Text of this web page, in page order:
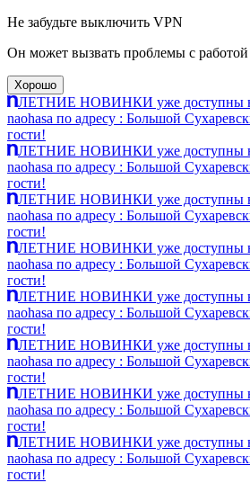
Не забудьте выключить VPN
Он может вызвать проблемы с работой
Хорошо
ЛЕТНИЕ НОВИНКИ уже доступны
naohasa по адресу : Большой
гости!
ЛЕТНИЕ НОВИНКИ уже доступны
naohasa по адресу : Большой
гости!
ЛЕТНИЕ НОВИНКИ уже доступны
naohasa по адресу : Большой
гости!
ЛЕТНИЕ НОВИНКИ уже доступны
naohasa по адресу : Большой
гости!
ЛЕТНИЕ НОВИНКИ уже доступны
naohasa по адресу : Большой
гости!
ЛЕТНИЕ НОВИНКИ уже доступны
naohasa по адресу : Большой
гости!
ЛЕТНИЕ НОВИНКИ уже доступны
naohasa по адресу : Большой
гости!
ЛЕТНИЕ НОВИНКИ уже доступны
naohasa по адресу : Большой
гости!